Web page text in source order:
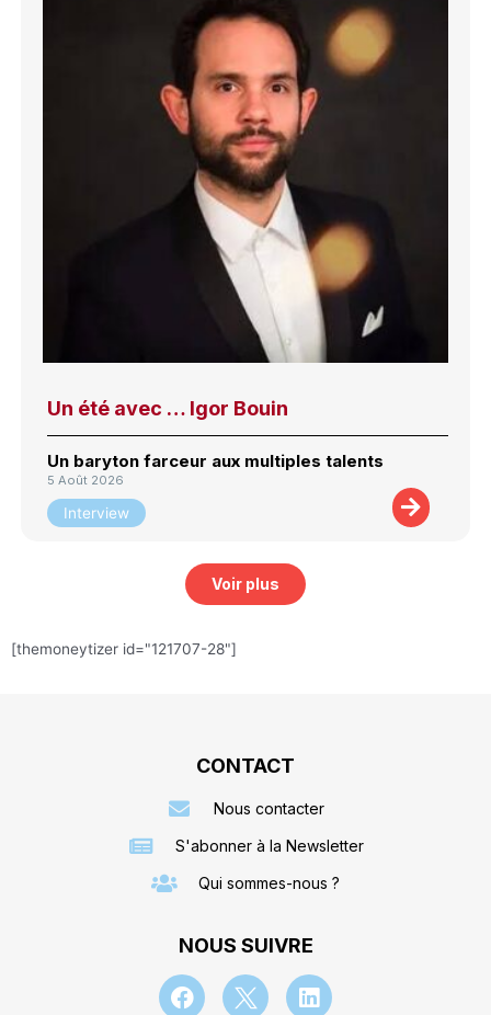
Un été avec … Igor Bouin
Un baryton farceur aux multiples talents
5 Août 2026
Interview
Voir plus
[themoneytizer id="121707-28"]
CONTACT
Nous contacter
S'abonner à la Newsletter
Qui sommes-nous ?
NOUS SUIVRE